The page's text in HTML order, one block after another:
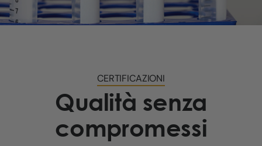
CERTIFICAZIONI
Qualità senza
compromessi